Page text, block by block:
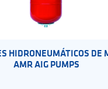
HIDRONEUMÁTICOS DE
AMR AIG PUMPS